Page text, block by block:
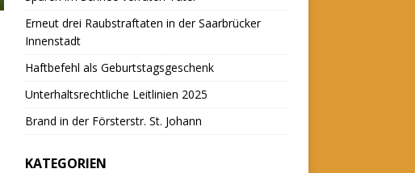
Erneut drei Raubstraftaten in der Saarbrücker
Innenstadt
Haftbefehl als Geburtstagsgeschenk
Unterhaltsrechtliche Leitlinien 2025
Brand in der Försterstr. St. Johann
KATEGORIEN